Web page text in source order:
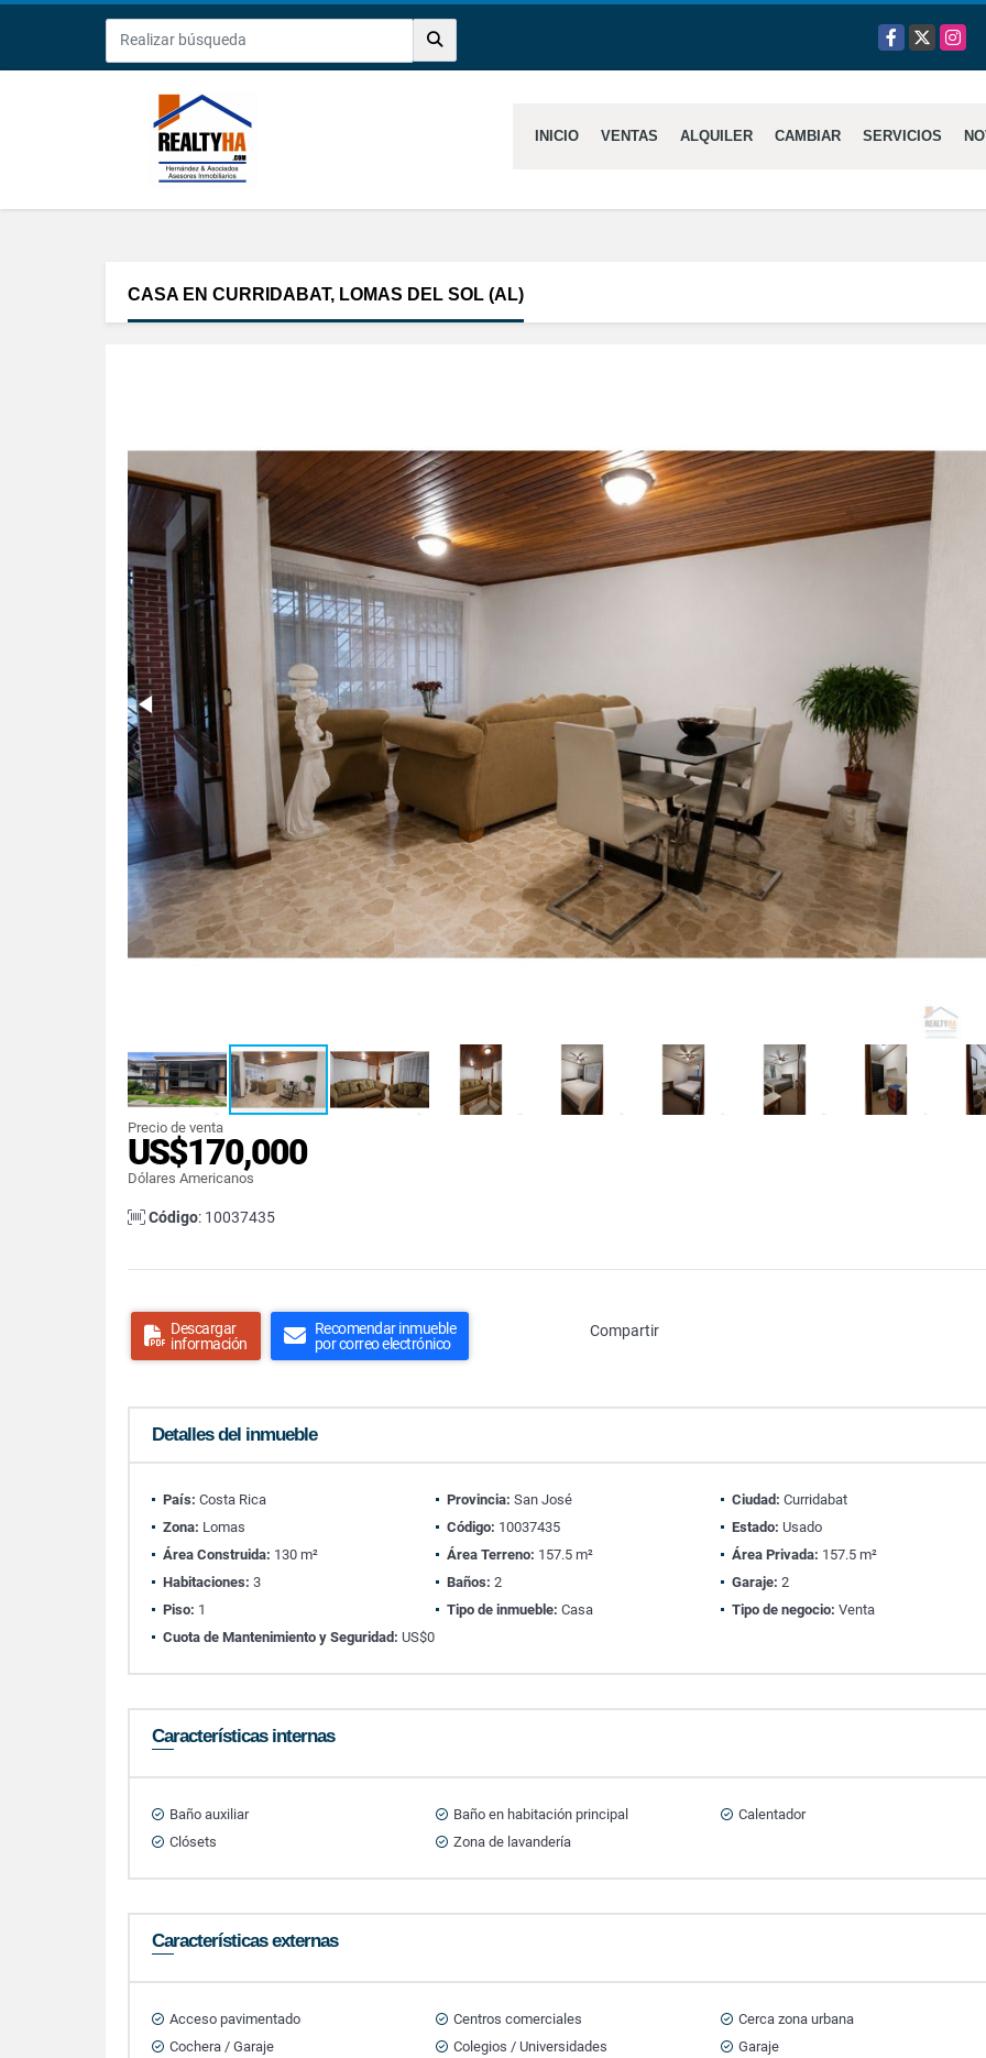
Facebook
X
INICIO VENTAS ALQUILER CAMBIAR SERVICIOS
CASA EN CURRIDABAT, LOMAS DEL SOL (AL)
Precio de venta
US$170,000
Dólares Americanos
Código: 10037435
Descargar
información
Recomendar inmueble
por correo electrónico
Compartir
Detalles del inmueble
País: Costa Rica Provincia: San José Ciudad: Curridabat
Zona: Lomas Código: 10037435 Estado: Usado
Área Construida: 130 m² Área Terreno: 157.5 m² Área Privada: 157.5 m²
Habitaciones: 3 Baños: 2 Garaje: 2
Piso: 1 Tipo de inmueble: Casa Tipo de negocio: Venta
Cuota de Mantenimiento y Seguridad: US$0
Características internas
Baño auxiliar Baño en habitación principal
Calentador
Clósets
Zona de lavandería
Características externas
Acceso pavimentado Centros comerciales
Cerca zona urbana
Cochera / Garaje
Colegios / Universidades
Garaje